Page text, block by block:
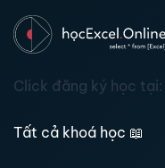
Click đăng ký học tại:
Tất cả khoá học 📖